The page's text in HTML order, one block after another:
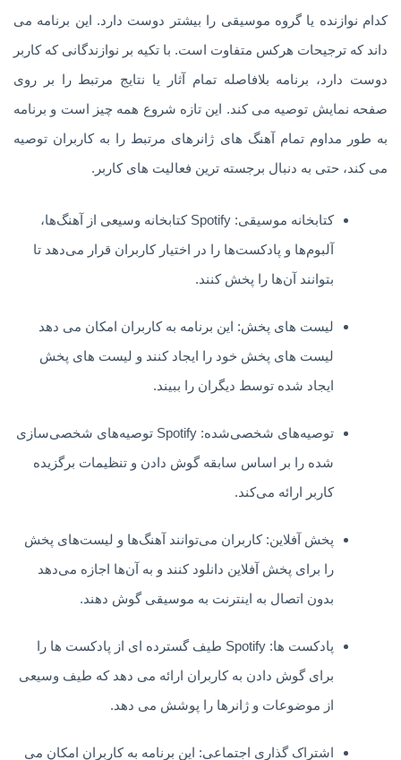
کدام نوازنده یا گروه موسیقی را بیشتر دوست دارد. این برنامه می
داند که ترجیحات هرکس متفاوت است. با تکیه بر نوازندگانی که کاربر
دوست دارد، برنامه بلافاصله تمام آثار یا نتایج مرتبط را بر روی
صفحه نمایش توصیه می کند. این تازه شروع همه چیز است و برنامه
به طور مداوم تمام آهنگ های ژانرهای مرتبط را به کاربران توصیه
می کند، حتی به دنبال برجسته ترین فعالیت های کاربر.
کتابخانه موسیقی: Spotify کتابخانه وسیعی از آهنگ‌ها،
آلبوم‌ها و پادکست‌ها را در اختیار کاربران قرار می‌دهد تا
بتوانند آن‌ها را پخش کنند.
لیست های پخش: این برنامه به کاربران امکان می دهد
لیست های پخش خود را ایجاد کنند و لیست های پخش
ایجاد شده توسط دیگران را ببیند.
توصیه‌های شخصی‌شده: Spotify توصیه‌های شخصی‌سازی
شده را بر اساس سابقه گوش دادن و تنظیمات برگزیده
کاربر ارائه می‌کند.
پخش آفلاین: کاربران می‌توانند آهنگ‌ها و لیست‌های پخش
را برای پخش آفلاین دانلود کنند و به آن‌ها اجازه می‌دهد
بدون اتصال به اینترنت به موسیقی گوش دهند.
پادکست ها: Spotify طیف گسترده ای از پادکست ها را
برای گوش دادن به کاربران ارائه می دهد که طیف وسیعی
از موضوعات و ژانرها را پوشش می دهد.
اشتراک گذاری اجتماعی: این برنامه به کاربران امکان می